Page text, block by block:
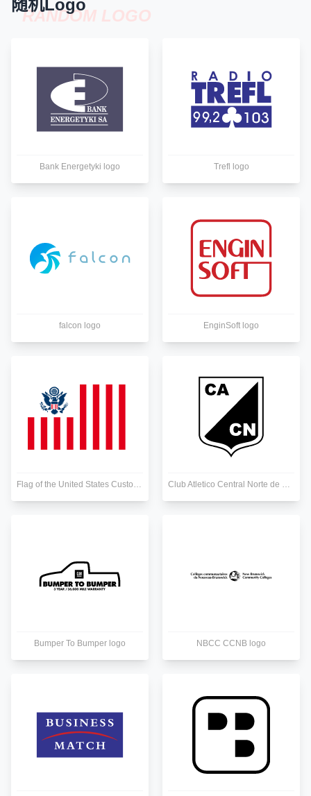
随机Logo
RANDOM LOGO
Bank Energetyki logo Trefl logo
falcon logo EnginSoft logo
Flag of the United States Customs Service logo Club Atletico Central Norte de Salta logo
Bumper To Bumper logo NBCC CCNB logo